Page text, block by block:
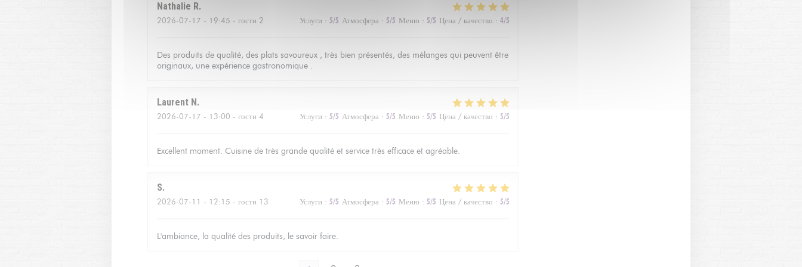
Nathalie R
2026-07-17 - 19:45 - гости 2 Услуги : 5/5 Атмосфера : 5/5 Меню : 5/5 Цена / качество : 4/5
Des produits de qualité, des plats savoureux , très bien présentés, des mélanges qui peuvent être
originaux, une expérience gastronomique .
Laurent N
2026-07-17 - 13:00 - гости 4 Услуги : 5/5 Атмосфера : 5/5 Меню : 5/5 Цена / качество : 5/5
Excellent moment. Cuisine de très grande qualité et service très efficace et agréable.
S
2026-07-11 - 12:15 - гости 13 Услуги : 5/5 Атмосфера : 5/5 Меню : 5/5 Цена / качество : 5/5
L'ambiance, la qualité des produits, le savoir faire.